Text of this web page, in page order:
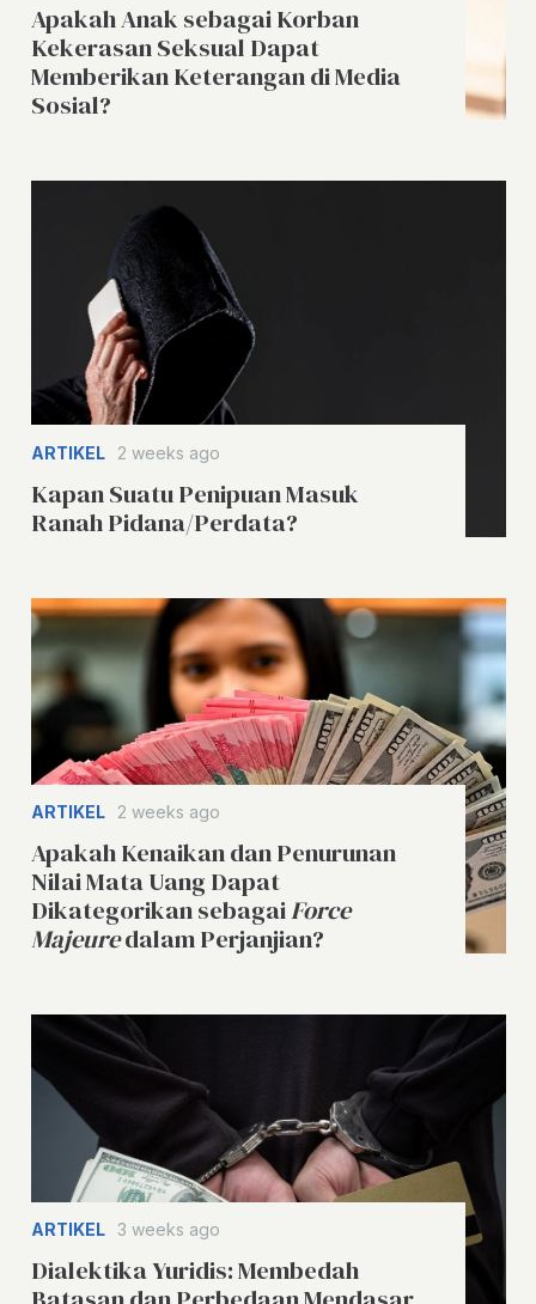
Apakah Anak sebagai Korban
Kekerasan Seksual Dapat
Memberikan Keterangan di Media
Sosial?
ARTIKEL 2 weeks ago
Kapan Suatu Penipuan Masuk
Ranah Pidana/Perdata?
ARTIKEL 2 weeks ago
Apakah Kenaikan dan Penurunan
Nilai Mata Uang Dapat
Dikategorikan sebagaiForce
Majeuredalam Perjanjian?
ARTIKEL 3 weeks ago
Dialektika Yuridis: Membedah